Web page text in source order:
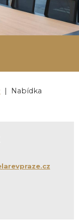
| Nabídka